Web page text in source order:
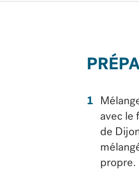
avec le
de
propre.